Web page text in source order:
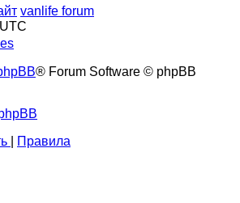
vanlife forum
UTC
® Forum Software © phpBB
Правила